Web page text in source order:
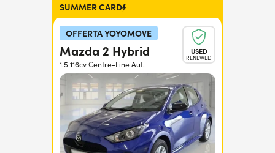
SUMMER CARD
OFFERTA YOYOMOVE
USED
RENEWED
Mazda 2 Hybrid
1.5 116cv Centre-Line Aut.